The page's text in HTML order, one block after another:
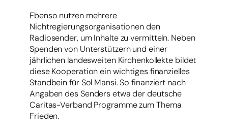
Ebenso nutzen mehrere
Nichtregierungsorganisationen den
Radiosender, um Inhalte zu vermitteln. Neben
Spenden von Unterstützern und einer
jährlichen landesweiten Kirchenkollekte bildet
diese Kooperation ein wichtiges finanzielles
Standbein für Sol Mansi. So finanziert nach
Angaben des Senders etwa der deutsche
Caritas-Verband Programme zum Thema
Frieden.